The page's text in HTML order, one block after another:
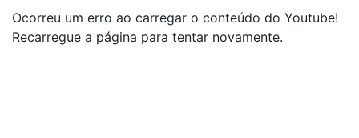
Ocorreu um erro ao carregar o conteúdo do Youtube!
Recarregue a página para tentar novamente.